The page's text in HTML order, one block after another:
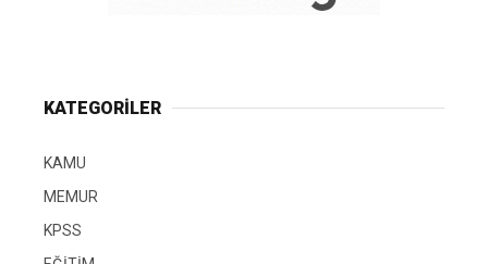
KATEGORİLER
KAMU
MEMUR
KPSS